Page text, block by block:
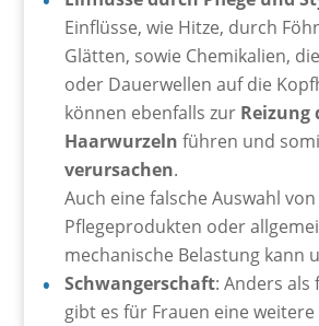
Einflüsse, wie Hitze, durch
Glätten, sowie Chemikalien,
oder Dauerwellen auf die
können ebenfalls zur Reizung
Haarwurzeln führen und
verursachen.
Auch eine falsche Auswahl von
Pflegeprodukten oder
mechanische Belastung kann
Schwangerschaft: Anders als
gibt es für Frauen eine